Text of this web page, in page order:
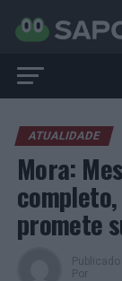
ATUALIDADE
Mora:
completo,
promete
Publicado
Por